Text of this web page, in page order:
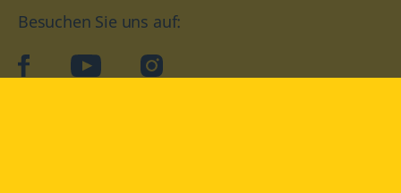
Besuchen Sie uns auf:
facebookYouTube Instagram